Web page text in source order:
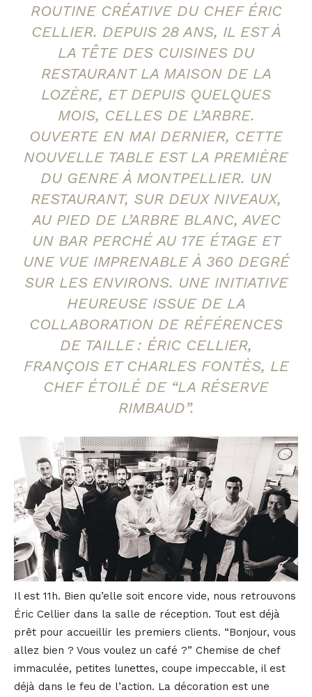
ROUTINE CRÉATIVE DU CHEF ÉRIC
CELLIER. DEPUIS 28 ANS, IL EST À
LA TÊTE DES CUISINES DU
RESTAURANT LA MAISON DE LA
LOZÈRE, ET DEPUIS QUELQUES
MOIS, CELLES DE L’ARBRE.
OUVERTE EN MAI DERNIER, CETTE
NOUVELLE TABLE EST LA PREMIÈRE
DU GENRE À MONTPELLIER. UN
RESTAURANT, SUR DEUX NIVEAUX,
AU PIED DE L’ARBRE BLANC, AVEC
UN BAR PERCHÉ AU 17E ÉTAGE ET
UNE VUE IMPRENABLE À 360 DEGRÉ
SUR LES ENVIRONS. UNE INITIATIVE
HEUREUSE ISSUE DE LA
COLLABORATION DE RÉFÉRENCES
DE TAILLE : ÉRIC CELLIER,
FRANÇOIS ET CHARLES FONTÈS, LE
CHEF ÉTOILÉ DE “LA RÉSERVE
RIMBAUD”.
Il est 11h. Bien qu’elle soit encore vide, nous retrouvons
Éric Cellier dans la salle de réception. Tout est déjà
prêt pour accueillir les premiers clients. “Bonjour, vous
allez bien ? Vous voulez un café ?” Chemise de chef
immaculée, petites lunettes, coupe impeccable, il est
déjà dans le feu de l’action. La décoration est une